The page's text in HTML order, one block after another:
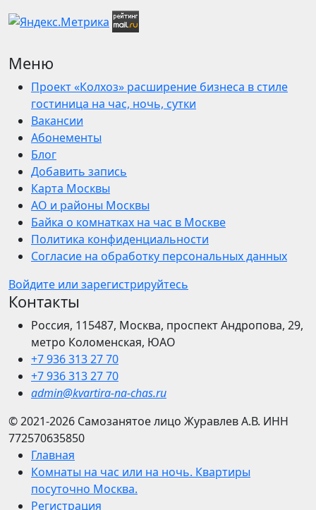
Меню
Проект «Колхоз» расширение бизнеса в стиле
гостиница на час, ночь, сутки
Вакансии
Абонементы
Блог
Добавить запись
Карта Москвы
АО и районы Москвы
Байка о комнатках на час в Москве
Политика конфиденциальности
Согласие на обработку персональных данных
Войдите или зарегистрируйтесь
Контакты
Россия, 115487, Москва, проспект Андропова, 29,
метро Коломенская, ЮАО
+7 936 313 27 70
+7 936 313 27 70
admin@kvartira-na-chas.ru
© 2021-2026 Самозанятое лицо Журавлев А.В. ИНН
772570635850
Главная
Комнаты на час или на ночь. Квартиры
посуточно Москва.
Регистрация